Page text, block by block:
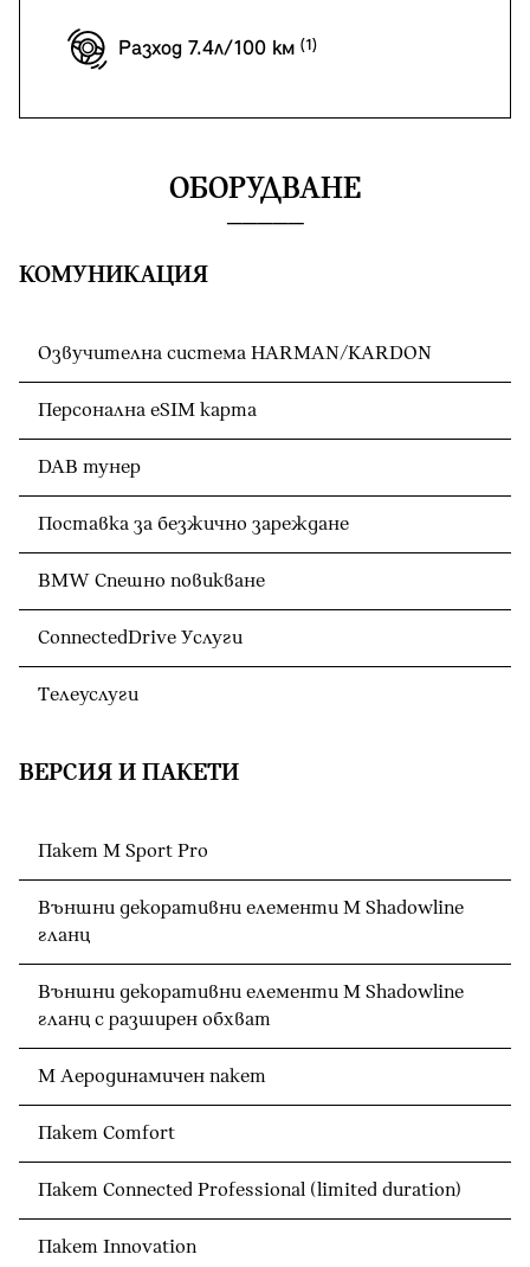
Разход 7.4л/100 км
ОБОРУДВАНЕ
КОМУНИКАЦИЯ
Озвучителна система HARMAN/KARDON
Персонална eSIM карта
DAB тунер
Поставка за безжично зареждане
BMW Спешно повикване
ConnectedDrive Услуги
Телеуслуги
ВЕРСИЯ И ПАКЕТИ
Пакет M Sport Pro
Външни декоративни елементи M Shadowline
гланц
Външни декоративни елементи M Shadowline
гланц с разширен обхват
М Аеродинамичен пакет
Пакет Comfort
Пакет Connected Professional (limited duration)
Пакет Innovation